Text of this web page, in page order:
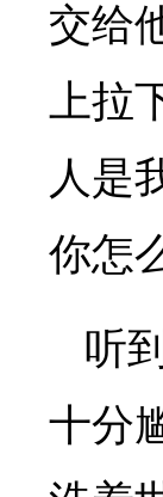
交给
上拉
人是
你怎
听
十分